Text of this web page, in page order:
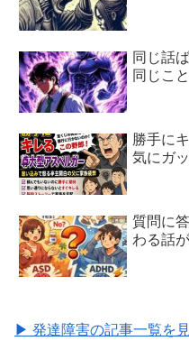
同じ話
同じこ
勝手に
気にガ
質問に
わる話
▶ 発達障害の記事一覧を